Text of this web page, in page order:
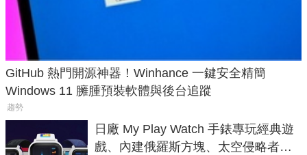
GitHub 熱門開源神器！Winhance 一鍵安全精簡
Windows 11 臃腫預裝軟體與後台追蹤
趨勢
日廠 My Play Watch 手錶專玩經典遊
戲、內建俄羅斯方塊、太空侵略者，